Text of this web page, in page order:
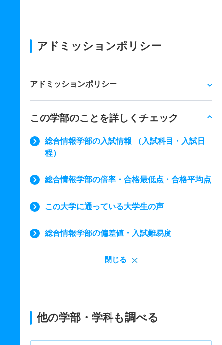
アドミッションポリシー
アドミッションポリシー
この学部のことを詳しくチェック
総合情報学部の入試情報 （入試科目・入試日
程）
総合情報学部の倍率・合格最低点・合格平均点
この大学に通っている大学生の声
総合情報学部の偏差値・入試難易度
閉じる
他の学部・学科も調べる